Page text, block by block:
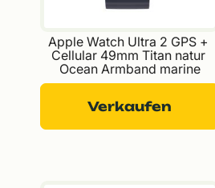
Apple Watch Ultra 2 GPS +
Cellular 49mm Titan natur
Ocean Armband marine
Verkaufen